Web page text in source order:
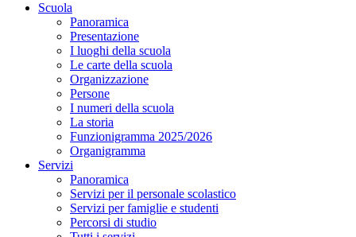
Scuola
Panoramica
Presentazione
I luoghi della scuola
Le carte della scuola
Organizzazione
Persone
I numeri della scuola
La storia
Funzionigramma 2025/2026
Organigramma
Servizi
Panoramica
Servizi per il personale scolastico
Servizi per famiglie e studenti
Percorsi di studio